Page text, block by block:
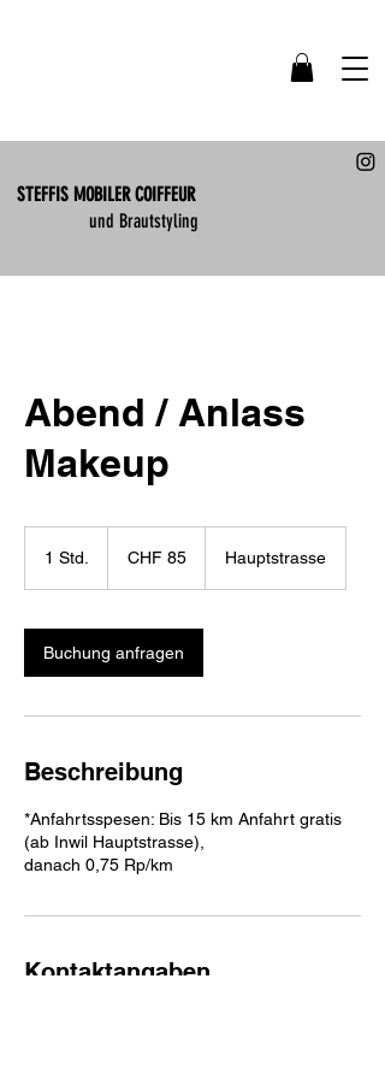
STEFFIS MOBILER COIFFEUR
und Brautstyling
Abend / Anlass
Makeup
1 Std.
d
Franken
CHF 85 Hauptstrasse
Buchung anfragen
Beschreibung
*Anfahrtsspesen: Bis 15 km Anfahrt gratis
(ab Inwil Hauptstrasse),
danach 0,75 Rp/km
Kontaktangaben